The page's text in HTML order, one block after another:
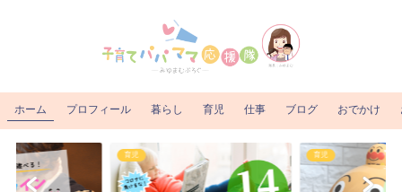
ホーム プロフィール 暮らし 育児 仕事 ブログ おでかけ
育児 育児